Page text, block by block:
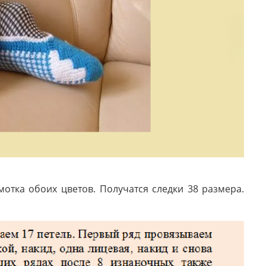
обоих цветов. Получатся следки 38 размера.